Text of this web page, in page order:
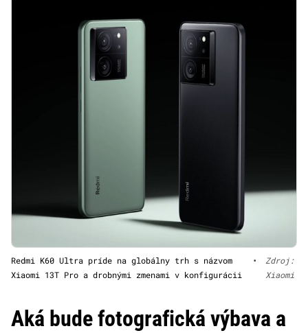
Redmi K60 Ultra príde na globálny trh s názvom
Xiaomi 13T Pro a drobnými zmenami v konfigurácii
•
Zdroj:
Xiaomi
Aká bude fotografická výbava a